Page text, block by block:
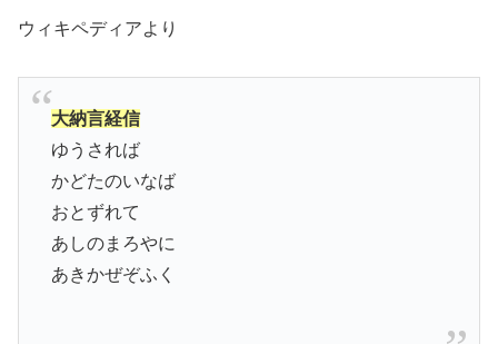
ウィキペディアより
大納言経信
ゆうされば
かどたのいなば
おとずれて
あしのまろやに
あきかぜぞふく